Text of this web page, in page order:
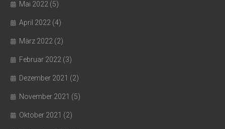
Mai 2022 (5)
April 2022 (4)
März 2022 (2)
Februar 2022 (3)
Dezember 2021 (2)
November 2021 (5)
Oktober 2021 (2)